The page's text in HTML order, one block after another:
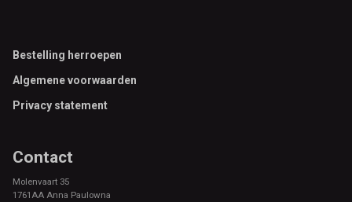
Footer
Bestelling herroepen
Algemene voorwaarden
Privacy statement
Contact
Molenvaart 35
1761AA Anna Paulowna